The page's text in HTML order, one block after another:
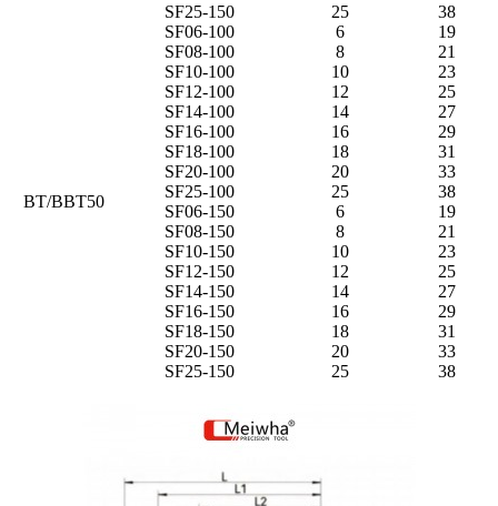
SF25-150
25 38
BT/BBT50
SF06-100 6
19
SF08-100
8
21
SF10-100
10
23
SF12-100
12
25
SF14-100
14
27
SF16-100
16
29
SF18-100
18
31
SF20-100
20
33
SF25-100
25
38
SF06-150
6
19
SF08-150
8
21
SF10-150
10
23
SF12-150
12
25
SF14-150
14
27
SF16-150
16
29
SF18-150
18
31
SF20-150
20
33
SF25-150
25 38